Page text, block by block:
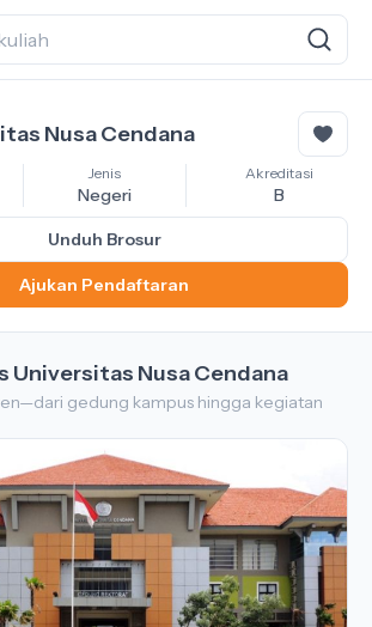
Nusa Cendana
Jenis
Negeri
Akreditasi
B
Unduh Brosur
Ajukan Pendaftaran
Universitas Nusa Cendana
gedung kampus hingga kegiatan